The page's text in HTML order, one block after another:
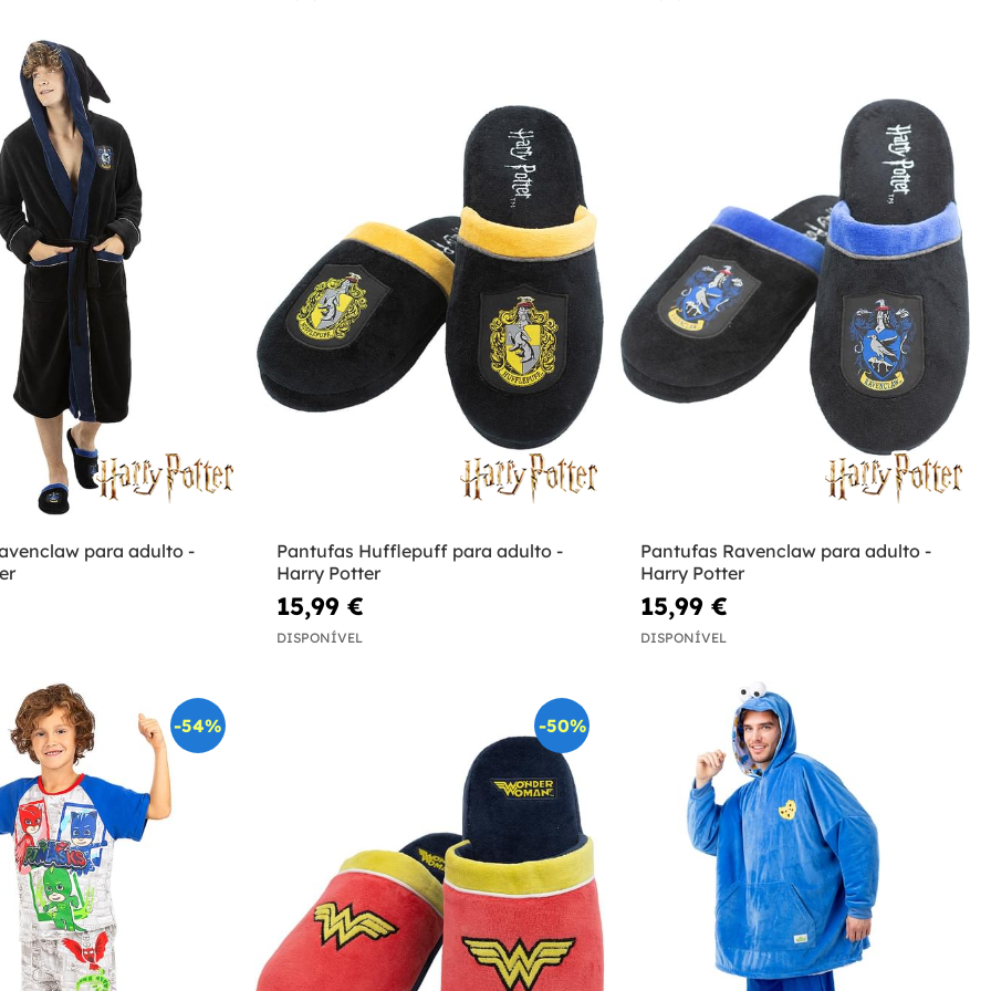
para adulto -
Pantufas Hufflepuff para adulto -
Harry Potter
15,99 €
DISPONÍVEL
Pantufas Ravenclaw para adulto -
Harry Potter
15,99 €
DISPONÍVEL
-54% -50%